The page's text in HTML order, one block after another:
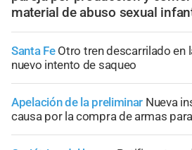
material de abuso sexual
Santa Fe Otro tren descarrilado en
nuevo intento de saqueo
Apelación de la preliminar Nueva
causa por la compra de armas